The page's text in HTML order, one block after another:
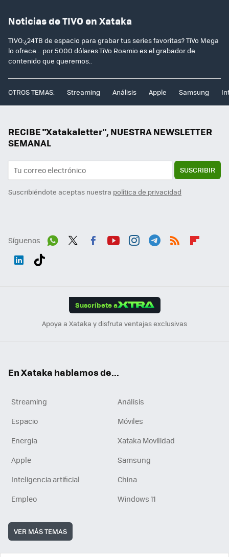
Noticias de TIVO en Xataka
TIVO:¿24TB de espacio para grabar tus series favoritas? TiVo Mega
lo ofrece... por 5000 dólares.TiVo Roamio es el grabador de
contenido que queremos..
OTROS TEMAS: Streaming Análisis Apple Samsung
RECIBE "Xatakaletter", NUESTRA NEWSLETTER
SEMANAL
SUSCRIBIR
Suscribiéndote aceptas nuestra política de privacidad
Síguenos
Suscríbete a
Apoya a Xataka y disfruta ventajas exclusivas
En Xataka hablamos de...
Streaming
Análisis
Espacio
Móviles
Energía
Xataka Movilidad
Apple
Samsung
Inteligencia artificial
China
Empleo
Windows 11
VER MÁS TEMAS